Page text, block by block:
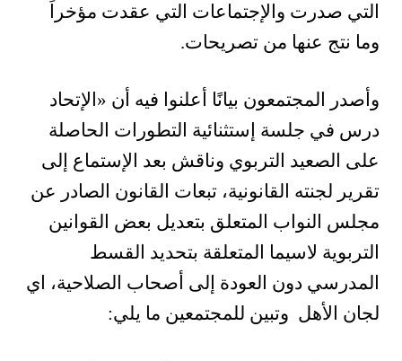
التي صدرت والإجتماعات التي عقدت مؤخراً
وما نتج عنها من تصريحات.
وأصدر المجتمعون بيانًا أعلنوا فيه أن «الإتحاد
درس في جلسة إستثنائية التطورات الحاصلة
على الصعيد التربوي وناقش بعد الإستماع إلى
تقرير لجنته القانونية، تبعات القانون الصادر عن
مجلس النواب المتعلق بتعديل بعض القوانين
التربوية لاسيما المتعلقة بتحديد القسط
المدرسي دون العودة إلى أصحاب الصلاحية، اي
لجان الأهل وتبين للمجتمعين ما يلي: